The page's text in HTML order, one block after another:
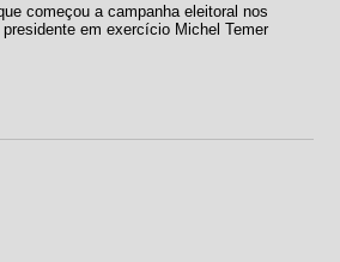
começou a campanha eleitoral nos
em exercício Michel Temer